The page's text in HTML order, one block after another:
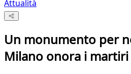
Attualità
Un monumento per
Milano onora i